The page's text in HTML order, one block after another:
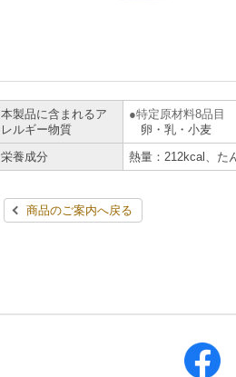
本製品に含まれるア
レルギー物質
特定原材料8品目
卵・乳・小麦
栄養成分
熱量：212kcal、た
商品のご案内へ戻る